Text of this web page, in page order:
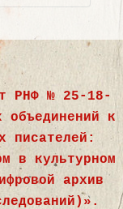
РНФ № 25-18-
объединений к
писателей:
в культурном
архив
».